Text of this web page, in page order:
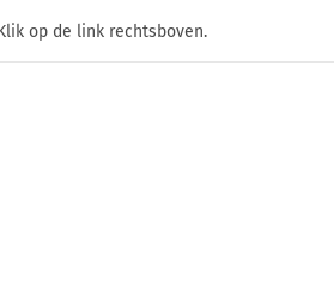
op de link rechtsboven.